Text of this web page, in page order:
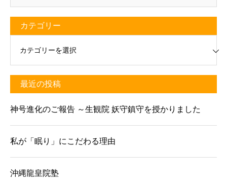
カテゴリー
最近の投稿
神号進化のご報告 ～生観院 妖守鎮守を授かりました
私が「眠り」にこだわる理由
沖縄龍皇院塾